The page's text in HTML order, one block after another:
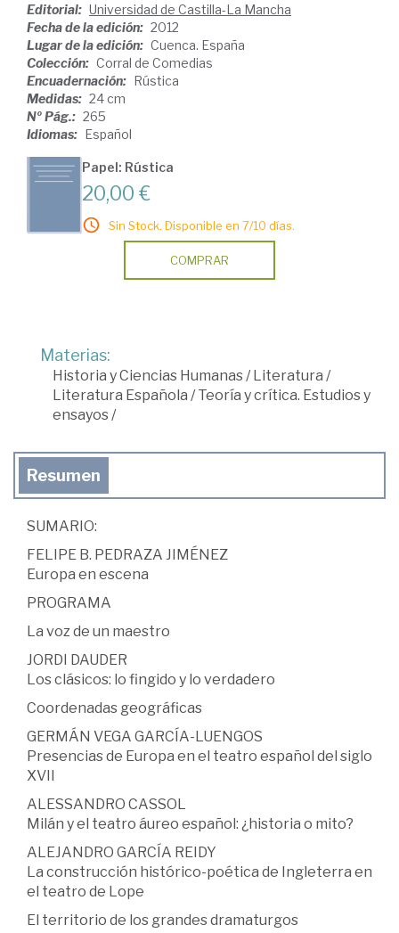
Editorial: Universidad de Castilla-La Mancha
Fecha de la edición: 2012
Lugar de la edición: Cuenca. España
Colección: Corral de Comedias
Encuadernación: Rústica
Medidas: 24 cm
Nº Pág.: 265
Idiomas: Español
Papel: Rústica
20,00 €
Sin Stock. Disponible en 7/10 días.
COMPRAR
Materias:
Historia y Ciencias Humanas/Literatura /
Literatura Española /Teoría y crítica. Estudios y
ensayos/
Resumen
SUMARIO:
FELIPE B. PEDRAZA JIMÉNEZ
Europa en escena
PROGRAMA
La voz de un maestro
JORDI DAUDER
Los clásicos: lo fingido y lo verdadero
Coordenadas geográficas
GERMÁN VEGA GARCÍA-LUENGOS
Presencias de Europa en el teatro español del siglo
XVII
ALESSANDRO CASSOL
Milán y el teatro áureo español: ¿historia o mito?
ALEJANDRO GARCÍA REIDY
La construcción histórico-poética de Ingleterra en
el teatro de Lope
El territorio de los grandes dramaturgos